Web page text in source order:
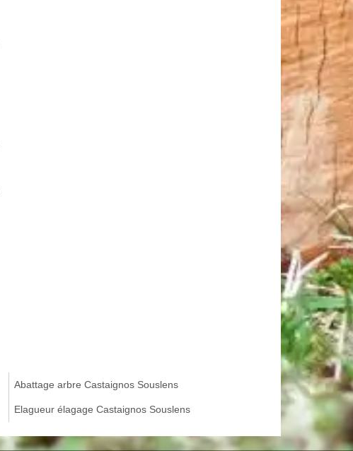
Abattage arbre Castaignos Souslens
Elagueur élagage Castaignos Souslens